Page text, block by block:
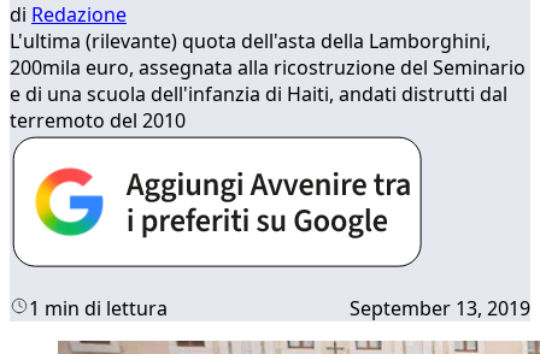
di Redazione
L'ultima (rilevante) quota dell'asta della Lamborghini,
200mila euro, assegnata alla ricostruzione del Seminario
e di una scuola dell'infanzia di Haiti, andati distrutti dal
terremoto del 2010
1 min di lettura September 13, 2019